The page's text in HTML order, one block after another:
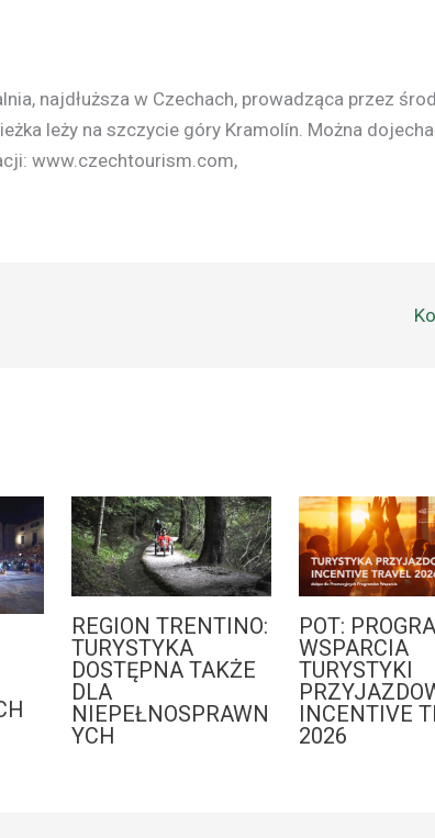
najdłuższa w Czechach, prowadząca przez
leży na szczycie góry Kramolín. Można
www.czechtourism.com,
REGION TRENTINO:
TURYSTYKA
DOSTĘPNA TAKŻE
DLA
NIEPEŁNOSPRAWN
YCH
POT:
WSPARCIA
TURYSTYKI
INCENTIVE
2026